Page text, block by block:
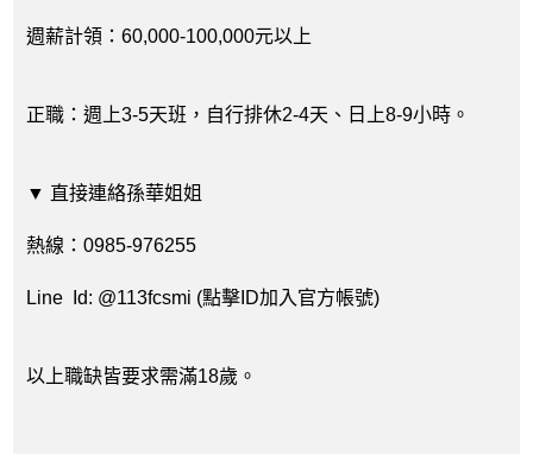
週薪計領：60,000-100,000元以上
正職：週上3-5天班，自行排休2-4天、日上8-9小時。
▼ 直接連絡孫華姐姐
熱線：0985-976255
Line Id: @113fcsmi (點擊ID加入官方帳號)
以上職缺皆要求需滿18歲。